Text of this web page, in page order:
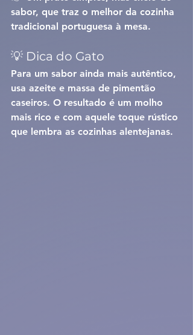
sabor, que traz o melhor da cozinha
tradicional portuguesa à mesa.
💡 Dica do Gato
Para um sabor ainda mais autêntico,
usa azeite e massa de pimentão
caseiros. O resultado é um molho
mais rico e com aquele toque rústico
que lembra as cozinhas alentejanas.